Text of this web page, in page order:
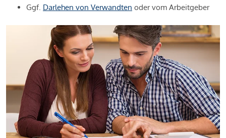
Ggf. Darlehen von Verwandten oder vom Arbeitgeber